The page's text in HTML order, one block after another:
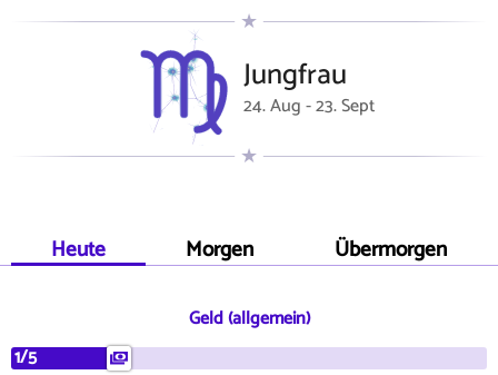
Jungfrau
24. Aug - 23. Sept
Heute Morgen Übermorgen
Geld (allgemein)
1/5